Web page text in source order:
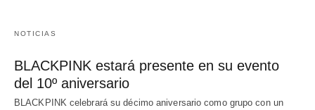
NOTICIAS
BLACKPINK estará presente en su evento
del 10º aniversario
BLACKPINK celebrará su décimo aniversario como grupo con un